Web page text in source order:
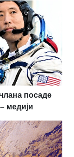
посаде
медији